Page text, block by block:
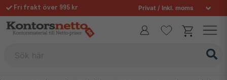
Fri frakt över 995 kr